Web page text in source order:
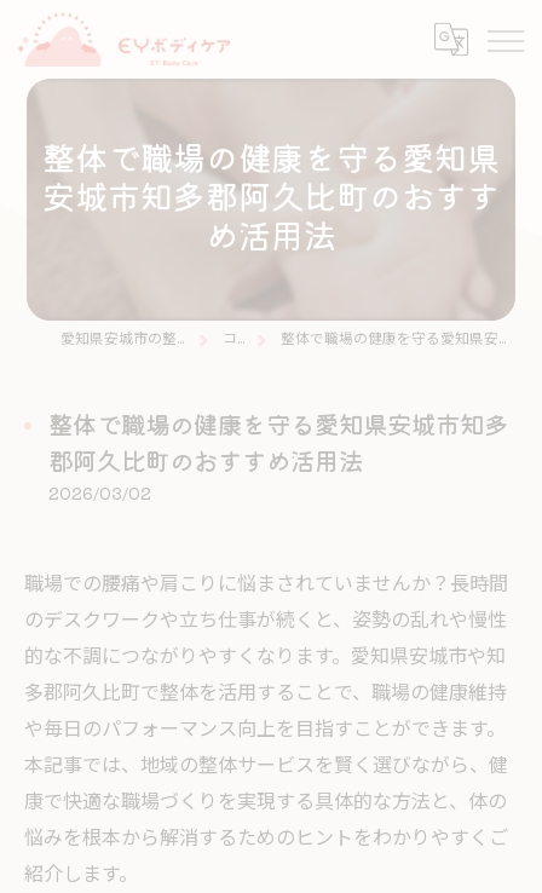
整体で職場の健康を守る愛知県
安城市知多郡阿久比町のおすす
め活用法
愛知県安城市の整体ならEYボディケア コラム 整体で職場の健康を守る愛知県安城市知多郡阿久比町のおすすめ活用法
整体で職場の健康を守る愛知県安城市知多
郡阿久比町のおすすめ活用法
2026/03/02
職場での腰痛や肩こりに悩まされていませんか？長時間
のデスクワークや立ち仕事が続くと、姿勢の乱れや慢性
的な不調につながりやすくなります。愛知県安城市や知
多郡阿久比町で整体を活用することで、職場の健康維持
や毎日のパフォーマンス向上を目指すことができます。
本記事では、地域の整体サービスを賢く選びながら、健
康で快適な職場づくりを実現する具体的な方法と、体の
悩みを根本から解消するためのヒントをわかりやすくご
紹介します。